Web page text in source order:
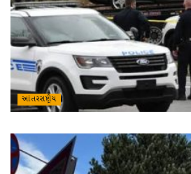
આંતરરાષ્ટ્રીય